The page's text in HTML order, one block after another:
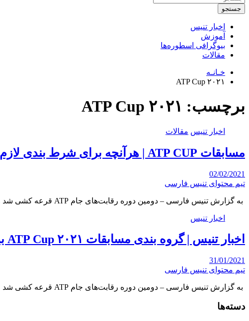
جستجو
اخبار تنیس
آموزش
بیوگرافی اسطوره‌ها
مقالات
خـانـه
ATP Cup ۲۰۲۱
برچسب: ATP Cup ۲۰۲۱
اخبار تنیس مقالات
مسابقات ATP CUP | هرآنچه برای شرط بندی لازم است بدانید
02/02/2021
تیم محتوای تنیس فارسی
به گزارش تنیس فارسی – دومین دوره رقابت‌های جام ATP قرعه کشی شد و ۲۴ تیم…
اخبار تنیس
اخبار تنیس | گروه بندی مسابقات ATP Cup ۲۰۲۱ برای شرط بندی
31/01/2021
تیم محتوای تنیس فارسی
به گزارش تنیس فارسی – دومین دوره رقابت‌های جام ATP قرعه کشی شد و ۲۴ تیم…
دسته‌ها